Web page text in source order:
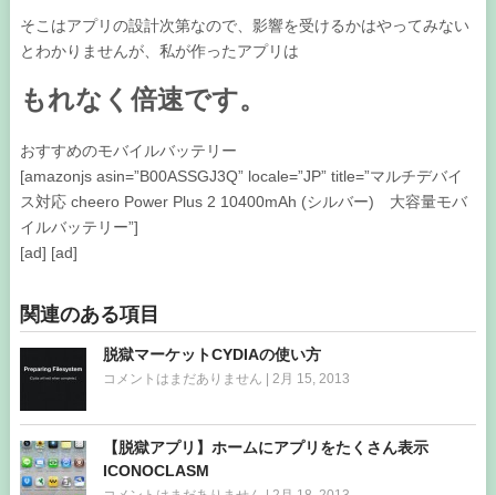
そこはアプリの設計次第なので、影響を受けるかはやってみない
とわかりませんが、私が作ったアプリは
もれなく倍速です。
おすすめのモバイルバッテリー
[amazonjs asin=”B00ASSGJ3Q” locale=”JP” title=”マルチデバイ
ス対応 cheero Power Plus 2 10400mAh (シルバー) 大容量モバ
イルバッテリー”]
[ad] [ad]
関連のある項目
脱獄マーケットCYDIAの使い方
コメントはまだありません 2月 15, 2013
【脱獄アプリ】ホームにアプリをたくさん表示
ICONOCLASM